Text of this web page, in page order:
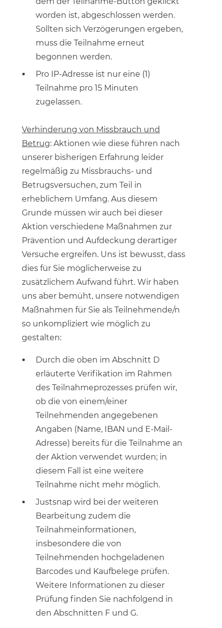
worden ist, abgeschlossen werden.
Sollten sich Verzögerungen ergeben,
muss die Teilnahme erneut
begonnen werden.
Pro IP-Adresse ist nur eine (1)
Teilnahme pro 15 Minuten
zugelassen.
Verhinderung von Missbrauch und
Betrug: Aktionen wie diese führen nach
unserer bisherigen Erfahrung leider
regelmäßig zu Missbrauchs- und
Betrugsversuchen, zum Teil in
erheblichem Umfang. Aus diesem
Grunde müssen wir auch bei dieser
Aktion verschiedene Maßnahmen zur
Prävention und Aufdeckung derartiger
Versuche ergreifen. Uns ist bewusst, dass
dies für Sie möglicherweise zu
zusätzlichem Aufwand führt. Wir haben
uns aber bemüht, unsere notwendigen
Maßnahmen für Sie als Teilnehmende/n
so unkompliziert wie möglich zu
gestalten:
Durch die oben im Abschnitt D
erläuterte Verifikation im Rahmen
des Teilnahmeprozesses prüfen wir,
ob die von einem/einer
Teilnehmenden angegebenen
Angaben (Name, IBAN und E-Mail-
Adresse) bereits für die Teilnahme an
der Aktion verwendet wurden; in
diesem Fall ist eine weitere
Teilnahme nicht mehr möglich.
Justsnap wird bei der weiteren
Bearbeitung zudem die
Teilnahmeinformationen,
insbesondere die von
Teilnehmenden hochgeladenen
Barcodes und Kaufbelege prüfen.
Weitere Informationen zu dieser
Prüfung finden Sie nachfolgend in
den Abschnitten F und G.